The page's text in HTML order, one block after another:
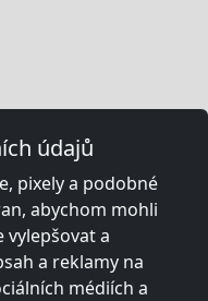
údajů
pixely a podobné
abychom mohli
vylepšovat a
a reklamy na
médiích a